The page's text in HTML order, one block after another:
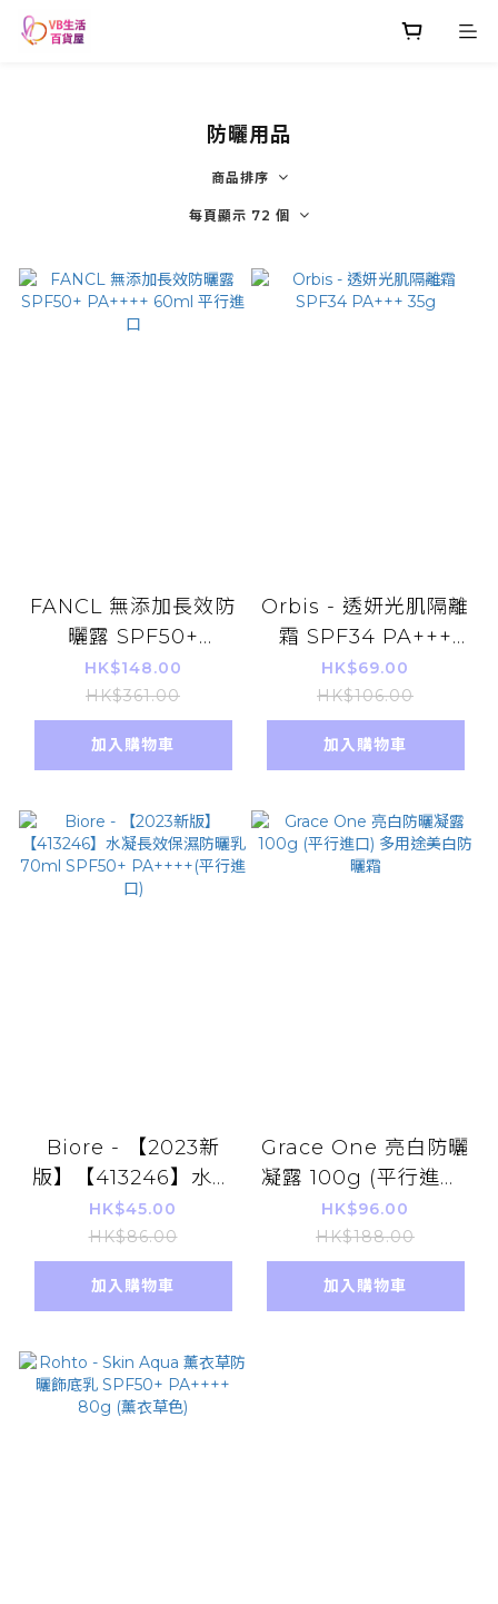
防曬用品
商品排序
每頁顯示 72 個
FANCL 無添加長效防
曬露 SPF50+
PA++++ 60ml 平行
進口
HK$148.00
HK$361.00
加入購物車
Orbis - 透妍光肌隔離
霜 SPF34 PA+++
35g
HK$69.00
HK$106.00
加入購物車
Biore - 【2023新
版】【413246】水凝
長效保濕防曬乳 70ml
SPF50+ PA++++(平
行進口)
HK$45.00
HK$86.00
加入購物車
Grace One 亮白防曬
凝露 100g (平行進口)
多用途美白防曬霜
HK$96.00
HK$188.00
加入購物車